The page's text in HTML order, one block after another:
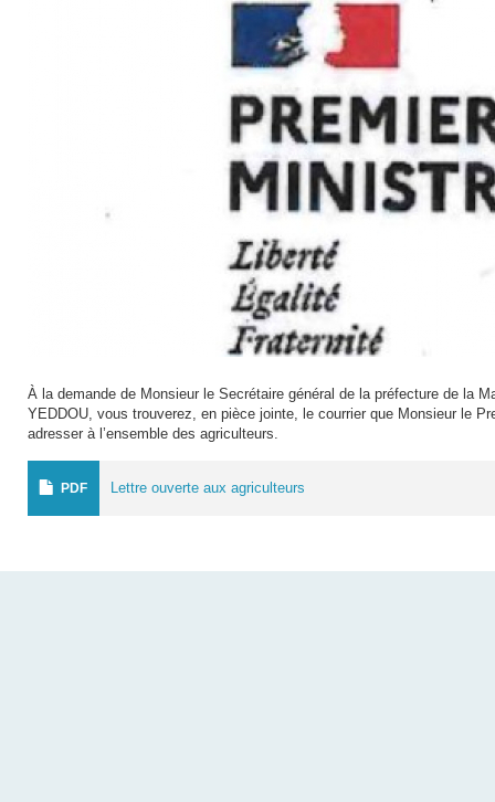
À la demande de Monsieur le Secrétaire général de la préfecture de la
YEDDOU, vous trouverez, en pièce jointe, le courrier que Monsieur le
adresser à l’ensemble des agriculteurs.
PDF Lettre ouverte aux agriculteurs